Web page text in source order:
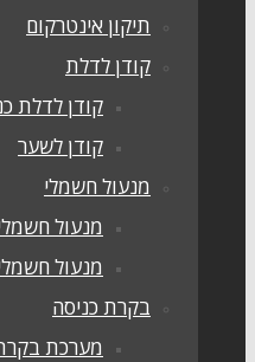
תיקון אינטרקום
קודן לדלת
קודן לדלת כניסה
קודן לשער
מנעול חשמלי
מנעול חשמלי לדלת
מנעול חשמלי לשער
בקרת כניסה
מערכת בקרת כניסה